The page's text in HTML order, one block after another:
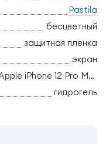
Pastila
бесцветный
защитная пленка
экран
Apple iPhone 12 Pro Max
гидрогель